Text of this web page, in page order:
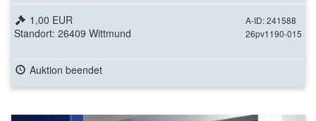
A-ID: 241588
26pv1190-015
1,00 EUR
Standort: 26409 Wittmund
Auktion beendet